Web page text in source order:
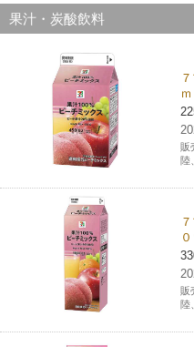
セブンプレミアム
食の安全・安心への取組み
ギフト
プリペイドカード・金券
ニンテンドー・ダウンロード
マルチコピー機でできること
マルチコピー機でできること
コピー
プリント
スキャン
ファクス
チケット
便利なサービス
宅配便
切手・はがき・印紙
セブン銀行ATM
ご利用可能なお支払い方法
各種料金のお支払い
チケットサービス
セブンチケット
チケットぴあ
イープラス
CNプレイガイド
セブン‐イレブンでお受取り
タワーレコード
セブンネットショッピング
停電時のサービス停止のお知ら
ニュースリリース
ごあいさつ
企業理念
会社概要
貸借対照表・損益計算書
サステナビリティ
サステナビリティトップ
セブン＆アイ・ホールディン
サステナビリティ活動基本方針
サステナビリティ推進体制
GREEN CHALLENGE 2050
加盟店オーナー募集
アルバイト情報
店舗検索
お問い合わせ
Language
果汁・炭酸飲料
ｍ
販
陸
販
陸